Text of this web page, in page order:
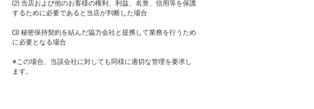
⑵ 当店および他のお客様の権利、利益、名誉、信用等を保護
するために必要であると当店が判断した場合
⑶ 秘密保持契約を結んだ協力会社と提携して業務を行うため
に必要となる場合
※この場合、当該会社に対しても同様に適切な管理を要求し
ます。